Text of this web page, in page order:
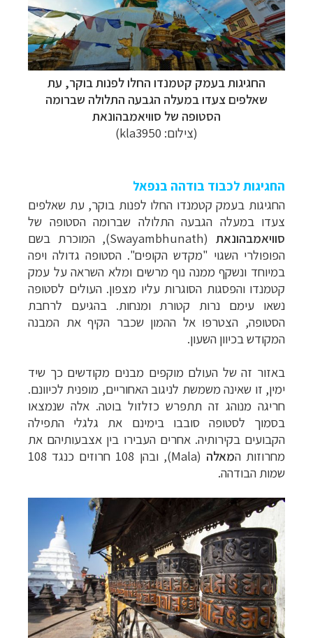
החגיגות בעמק קטמנדו החלו לפנות בוקר, עת
שאלפים צעדו במעלה הגבעה התלולה שברומה
הסטופה של סוויאמבהונאת
(צילום: kla3950)
החגיגות לכבוד בודהה בנפאל
החגיגות בעמק קטמנדו החלו לפנות בוקר, עת שאלפים
צעדו במעלה הגבעה התלולה שברומה הסטופה של
סוויאמבהונאת(
Swayambhunath), המוכרת בשם
הפופולרי השגוי "מקדש הקופים". הסטופה גדולה ויפה
במיוחד ונשקף ממנה נוף מרשים ומלא השראה על עמק
קטמנדו והפסגות הסוגרות עליו מצפון. העולים לסטופה
נשאו עימם נרות קטורת ומנחות. בהגיעם לרחבת
הסטופה, הצטרפו אל ההמון שכבר הקיף את המבנה
המקודש בכיוון השעון.
באזור זה של העולם מוקפים מבנים מקודשים כך שיד
ימין, זו שאינה משמשת לניגוב האחוריים, מופנית לכיוונם.
חריגה מנוהג זה תתפרש כזלזול בוטה. אלה שנמצאו
בסמוך לסטופה סובבו בימינם את גלגלי התפילה
הקבועים בקירותיה. אחרים העבירו בין אצבעותיהם את
מחרוזות המאלה (
Mala
), ובהן 108 חרוזים כנגד 108
שמות הבודהה.